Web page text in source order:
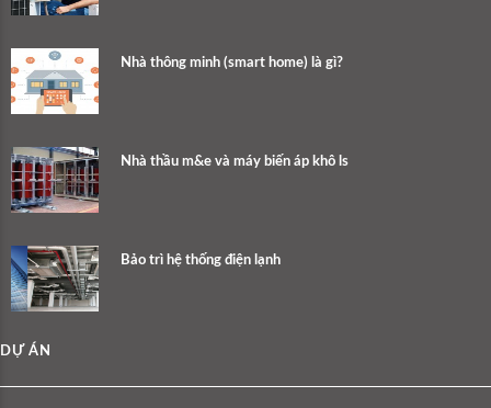
Nhà thông minh (smart home) là gì?
Nhà thầu m&e và máy biến áp khô ls
Bảo trì hệ thống điện lạnh
DỰ ÁN